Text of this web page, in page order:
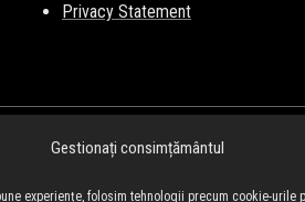
Gestionați consimțământul
experiențe, folosim tehnologii precum cookie-urile
Privacy Statement